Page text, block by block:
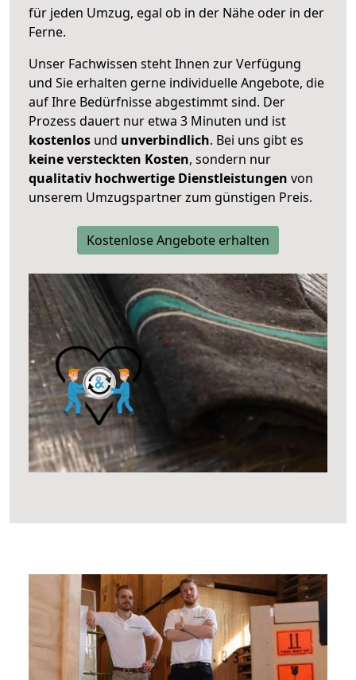
für jeden Umzug, egal ob in der Nähe oder in der
Ferne.
Unser Fachwissen steht Ihnen zur Verfügung
und Sie erhalten gerne individuelle Angebote, die
auf Ihre Bedürfnisse abgestimmt sind. Der
Prozess dauert nur etwa 3 Minuten und ist
kostenlos und unverbindlich. Bei uns gibt es
keine versteckten Kosten, sondern nur
qualitativ hochwertige Dienstleistungen von
unserem Umzugspartner zum günstigen Preis.
Kostenlose Angebote erhalten